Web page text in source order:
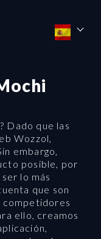
Dado que las
Wozzol,
embargo,
posible, por
lo más
que son
competidores
ello, creamos